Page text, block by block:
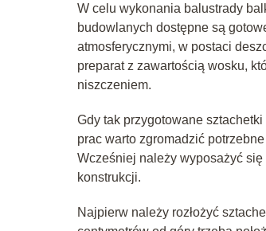
W celu wykonania balustrady
budowlanych dostępne są
atmosferycznymi, w postaci
preparat z zawartością wosku,
niszczeniem.
Gdy tak przygotowane
prac warto zgromadzić
Wcześniej należy wyposażyć
konstrukcji.
Najpierw należy rozłożyć